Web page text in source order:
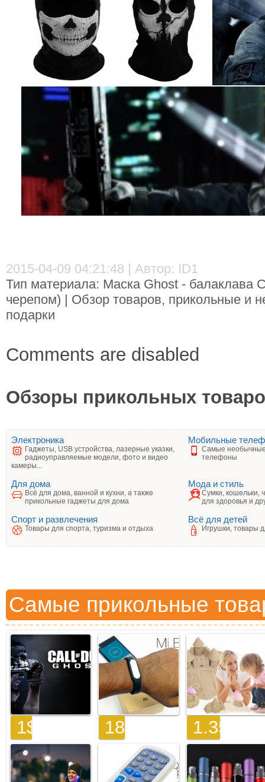
2015-04-09 04:21:48 | Автор: ID1
Тип материала: Маска Ghost - балаклава
черепом) | Обзор товаров, прикольные и
подарки
Comments are disabled
Обзоры прикольных
Электроника
Гаджеты, USB устройства, лазерные указки,
радиоуправляемые модели, фото и видео
камеры...
Мобильные
Самые
телефоны
Для дома
Всё для дома, ванной и кухни, а также
прикольные гаджеты для дома
Мода и стиль
Сумки, кошельки,
для здоровья и
Спорт и развлечения
Товары для спорта, туризма и отдыха
Всё для детей
Игрушки, товары
Самые прикольные